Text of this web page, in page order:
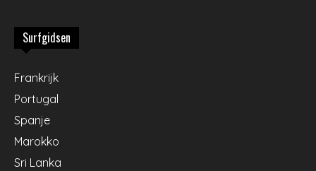
Surfgidsen
Frankrijk
Portugal
Spanje
Marokko
Sri Lanka